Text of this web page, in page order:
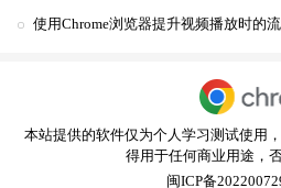
使用Chrome浏览器提升视频播放时的
本站提供的软件仅为个人学习测试使用
得用于任何商业用途，
闽ICP备